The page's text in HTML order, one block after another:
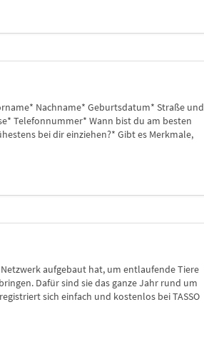
Nachname* Geburtsdatum* Straße und
Telefonnummer* Wann bist du am besten
bei dir einziehen?* Gibt es Merkmale,
Netzwerk aufgebaut hat, um entlaufende Tiere
Dafür sind sie das ganze Jahr rund um
sich einfach und kostenlos bei TASSO